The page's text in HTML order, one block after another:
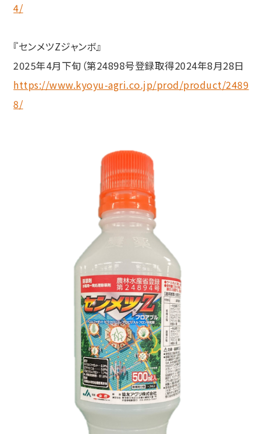
4/
『センメツZジャンボ』
2025年4月下旬（第24898号登録取得2024年8月28日
https://www.kyoyu-agri.co.jp/prod/product/2489
8/